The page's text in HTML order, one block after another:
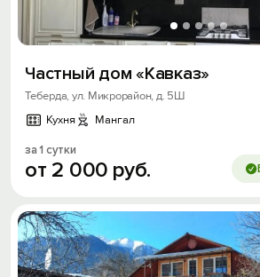
Частный дом «Кавказ»
Теберда, ул. Микрорайон, д. 5Ш
Кухня
Мангал
за 1 сутки
от 2 000 руб.